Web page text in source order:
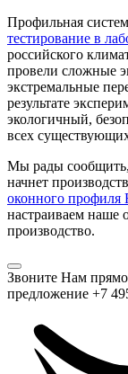
Профильная
тестирование в
российского
провели сложные
экстремальные
результате
экологичный,
всех
Мы рады
начнет
оконного профиля
настраиваем наше
производство.
Звоните Нам
предложение +7